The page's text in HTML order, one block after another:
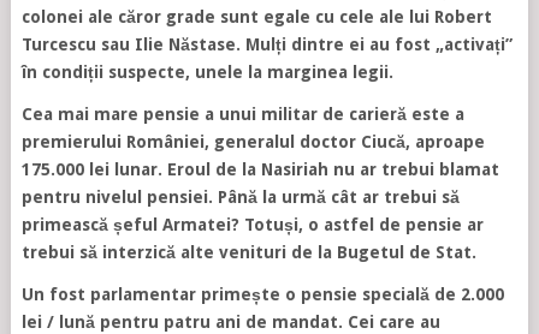
colonei ale căror grade sunt egale cu cele ale lui Robert
Turcescu sau Ilie Năstase. Mulți dintre ei au fost „activați”
în condiții suspecte, unele la marginea legii.
Cea mai mare pensie a unui militar de carieră este a
premierului României, generalul doctor Ciucă, aproape
175.000 lei lunar. Eroul de la Nasiriah nu ar trebui blamat
pentru nivelul pensiei. Până la urmă cât ar trebui să
primească șeful Armatei? Totuși, o astfel de pensie ar
trebui să interzică alte venituri de la Bugetul de Stat.
Un fost parlamentar primește o pensie specială de 2.000
lei / lună pentru patru ani de mandat. Cei care au